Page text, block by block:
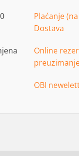
Plaćanje
Dostava
Online
OBI